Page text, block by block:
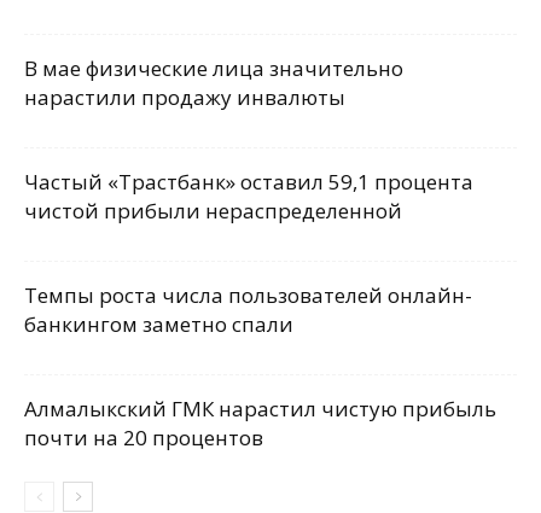
В мае физические лица значительно
нарастили продажу инвалюты
Частый «Трастбанк» оставил 59,1 процента
чистой прибыли нераспределенной
Темпы роста числа пользователей онлайн-
банкингом заметно спали
Алмалыкский ГМК нарастил чистую прибыль
почти на 20 процентов